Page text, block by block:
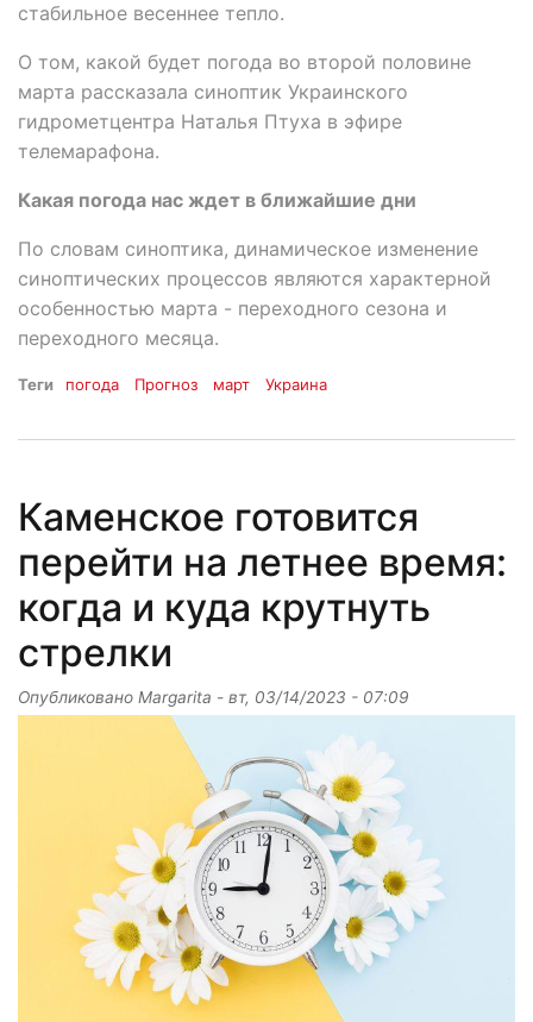
стабильное весеннее тепло.
О том, какой будет погода во второй половине
марта рассказала синоптик Украинского
гидрометцентра Наталья Птуха в эфире
телемарафона.
Какая погода нас ждет в ближайшие дни
По словам синоптика, динамическое изменение
синоптических процессов являются характерной
особенностью марта - переходного сезона и
переходного месяца.
Теги погода Прогноз март Украина
Каменское готовится
перейти на летнее время:
когда и куда крутнуть
стрелки
Опубликовано Margarita - вт, 03/14/2023 - 07:09